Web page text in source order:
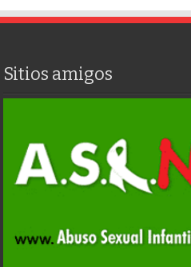
Sitios amigos